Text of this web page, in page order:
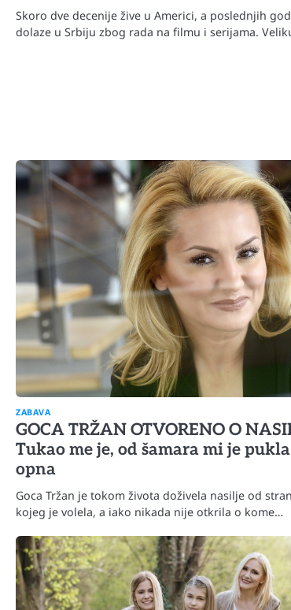
Skoro dve decenije žive u Americi, a poslednjih
dolaze u Srbiju zbog rada na filmu i serijama.
ZABAVA
GOCA TRŽAN OTVORENO O
Tukao me je, od šamara mi je
opna
Goca Tržan je tokom života doživela nasilje od
kojeg je volela, a iako nikada nije otkrila o kome…
Zašto u vožnji nije